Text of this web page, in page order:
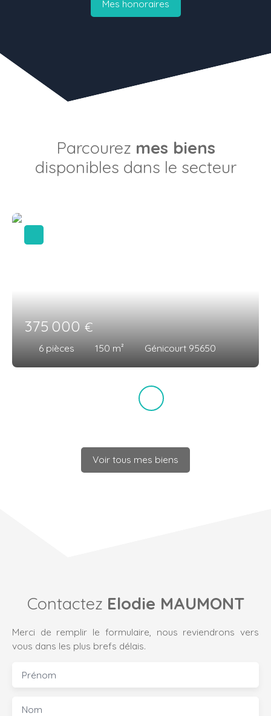
Mes honoraires
Parcourez mes biens
disponibles dans le secteur
375 000€
6 pièces 150 m² Génicourt 95650
Voir tous mes biens
Contactez Elodie MAUMONT
Merci de remplir le formulaire, nous reviendrons vers
vous dans les plus brefs délais.
Prénom
Nom